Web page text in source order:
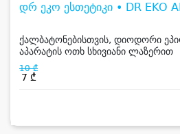
დრ ეკო ესთეტიკი • DR EKO
ქალბატონებისთვის, დიოდორი
აპარატის ოთხ სხივიანი ლაზერით
10 ₾
7 ₾